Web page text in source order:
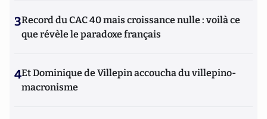
3Record du CAC 40 mais croissance nulle : voilà ce
que révèle le paradoxe français
4Et Dominique de Villepin accoucha du villepino-
macronisme